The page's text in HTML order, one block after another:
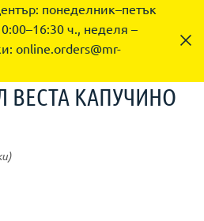
понеделник–петък
ч., неделя –
online.orders@mr-
ВЕСТА КАПУЧИНО